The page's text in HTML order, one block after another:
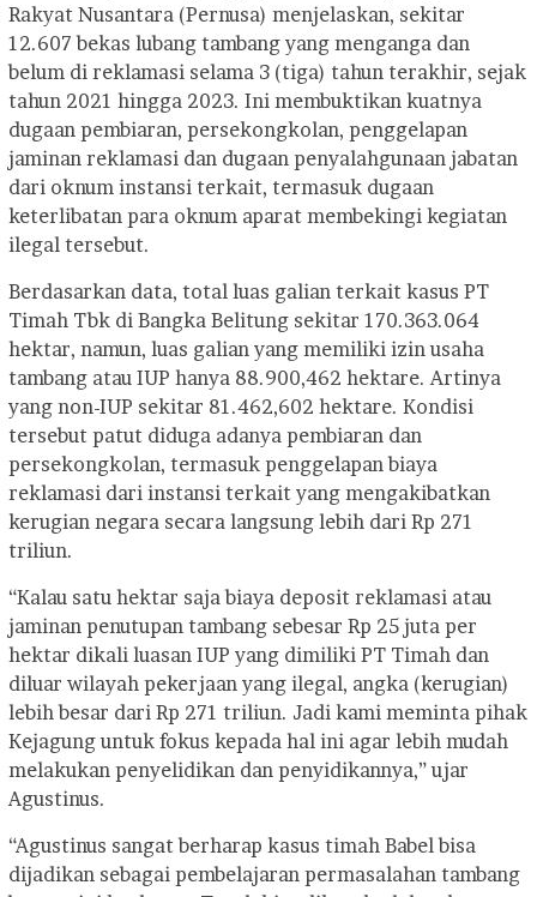
Rakyat Nusantara (Pernusa) menjelaskan, sekitar
12.607 bekas lubang tambang yang menganga dan
belum di reklamasi selama 3 (tiga) tahun terakhir, sejak
tahun 2021 hingga 2023. Ini membuktikan kuatnya
dugaan pembiaran, persekongkolan, penggelapan
jaminan reklamasi dan dugaan penyalahgunaan jabatan
dari oknum instansi terkait, termasuk dugaan
keterlibatan para oknum aparat membekingi kegiatan
ilegal tersebut.
Berdasarkan data, total luas galian terkait kasus PT
Timah Tbk di Bangka Belitung sekitar 170.363.064
hektar, namun, luas galian yang memiliki izin usaha
tambang atau IUP hanya 88.900,462 hektare. Artinya
yang non-IUP sekitar 81.462,602 hektare. Kondisi
tersebut patut diduga adanya pembiaran dan
persekongkolan, termasuk penggelapan biaya
reklamasi dari instansi terkait yang mengakibatkan
kerugian negara secara langsung lebih dari Rp 271
triliun.
“Kalau satu hektar saja biaya deposit reklamasi atau
jaminan penutupan tambang sebesar Rp 25 juta per
hektar dikali luasan IUP yang dimiliki PT Timah dan
diluar wilayah pekerjaan yang ilegal, angka (kerugian)
lebih besar dari Rp 271 triliun. Jadi kami meminta pihak
Kejagung untuk fokus kepada hal ini agar lebih mudah
melakukan penyelidikan dan penyidikannya,” ujar
Agustinus.
“Agustinus sangat berharap kasus timah Babel bisa
dijadikan sebagai pembelajaran permasalahan tambang